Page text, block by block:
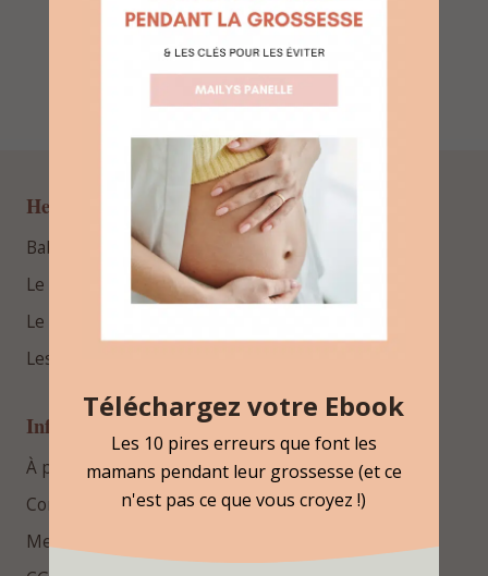
Hello Bébé
BabyProfiler™
Le blog
Le podcast
Les guides gratuits
Informations
À propos
Contact
Mentions légales
Téléchargez votre Ebook
Les 10 pires erreurs que font les
mamans pendant leur grossesse (et ce
n'est pas ce que vous croyez !)